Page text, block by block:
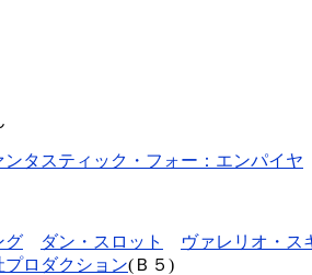
タスティック・フォー：エンパイヤ
グ ダン・スロット
ヴァレリオ・ス
ロダクション(Ｂ５)